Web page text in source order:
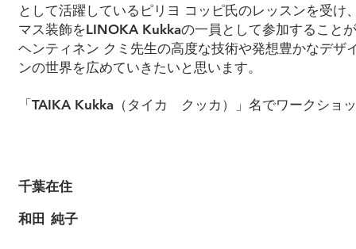
として活躍しているピリヨ コッピ氏のレッスンを受
マス装飾をLINOKA Kukkaの一員として参加すること
ヘンティネン クミ先生の高度な技術や発想豊かなデ
ンの世界を広めていきたいと思います。
「TAIKA Kukka（タイカ クッカ）」名でワークショ
千葉在住
和田 純子